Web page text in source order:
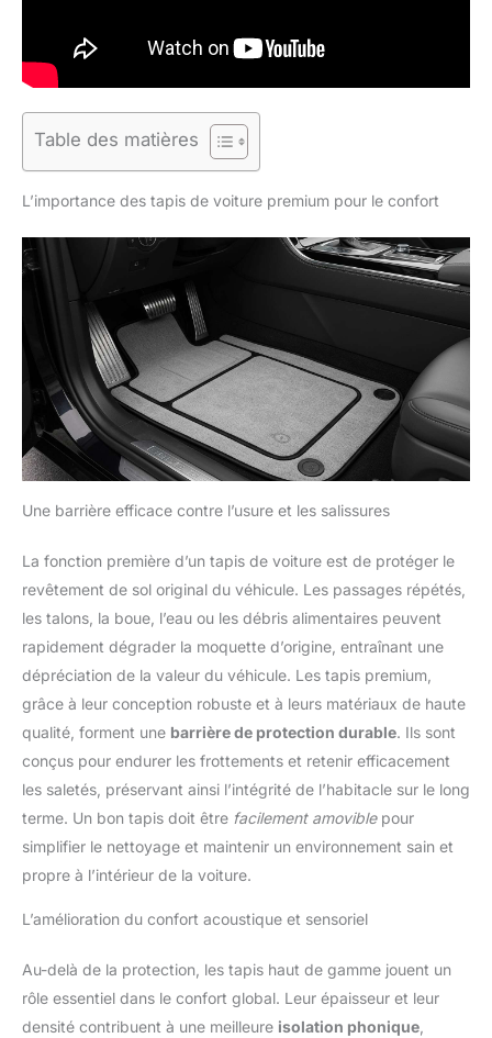
Table des matières
L’importance des tapis de voiture premium pour le confort
Une barrière efficace contre l’usure et les salissures
La fonction première d’un tapis de voiture est de protéger le
revêtement de sol original du véhicule. Les passages répétés,
les talons, la boue, l’eau ou les débris alimentaires peuvent
rapidement dégrader la moquette d’origine, entraînant une
dépréciation de la valeur du véhicule. Les tapis premium,
grâce à leur conception robuste et à leurs matériaux de haute
qualité, forment une barrière de protection durable. Ils sont
conçus pour endurer les frottements et retenir efficacement
les saletés, préservant ainsi l’intégrité de l’habitacle sur le long
terme. Un bon tapis doit être facilement amoviblepour
simplifier le nettoyage et maintenir un environnement sain et
propre à l’intérieur de la voiture.
L’amélioration du confort acoustique et sensoriel
Au-delà de la protection, les tapis haut de gamme jouent un
rôle essentiel dans le confort global. Leur épaisseur et leur
densité contribuent à une meilleure isolation phonique